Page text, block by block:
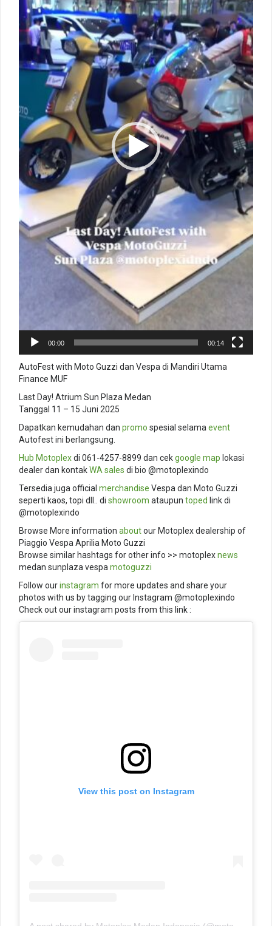
00:00 00:14
AutoFest with Moto Guzzi dan Vespa di Mandiri Utama
Finance MUF
Last Day! Atrium Sun Plaza Medan
Tanggal 11 – 15 Juni 2025
Dapatkan kemudahan dan promo spesial selama event
Autofest ini berlangsung.
Hub Motoplexdi 061-4257-8899 dan cekgoogle map lokasi
dealer dan kontakWA sales di bio @motoplexindo
Tersedia juga official merchandise Vespa dan Moto Guzzi
seperti kaos, topi dll.. di showroom ataupun toped link di
@motoplexindo
Browse More information aboutour Motoplex dealership of
Piaggio Vespa Aprilia Moto Guzzi
Browse similar hashtags for other info >> motoplexnews
medan sunplaza vespa motoguzzi
Follow ourinstagram for more updates and share your
photos with us by tagging our Instagram @motoplexindo
Check out our instagram posts from this link :
View this post on Instagram